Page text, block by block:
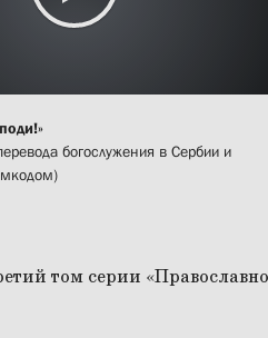
богослужения в Сербии и